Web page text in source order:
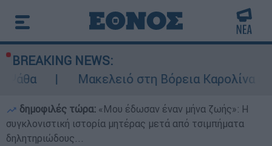
BREAKING NEWS:
Μακελειό στη Βόρεια Καρολίνα ύστερα
δημοφιλές τώρα: «Μου έδωσαν έναν μήνα ζωής»: Η
συγκλονιστική ιστορία μητέρας μετά από τσιμπήματα
δηλητηριώδους...